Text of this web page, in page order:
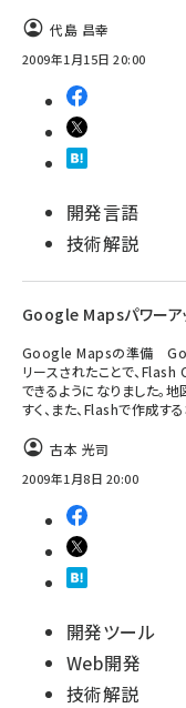
代島 昌幸
2009年1月15日 20:00
開発言語
技術解説
Google Mapsパワーア
Google Mapsの準備
リースされたことで、
できるようになりました。
すく、また、Flashで作成す
古本 光司
2009年1月8日 20:00
開発ツール
Web開発
技術解説